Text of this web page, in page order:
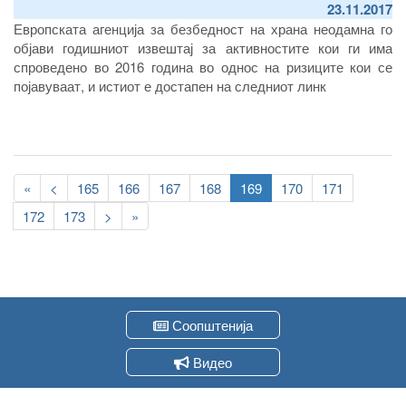
23.11.2017
Европската агенција за безбедност на храна неодамна го
објави годишниот извештај за активностите кои ги има
спроведено во 2016 година во однос на ризиците кои се
појавуваат, и истиот е достапен на следниот линк
Pagination
First
page
«
Previous
page
< Page
165 Page
166 Page
167 Page
168
Current
page
169 Page
170 Page
171
Page
172 Page
173
Следна
страна
>
Last
page
»
Соопштенија
Видео